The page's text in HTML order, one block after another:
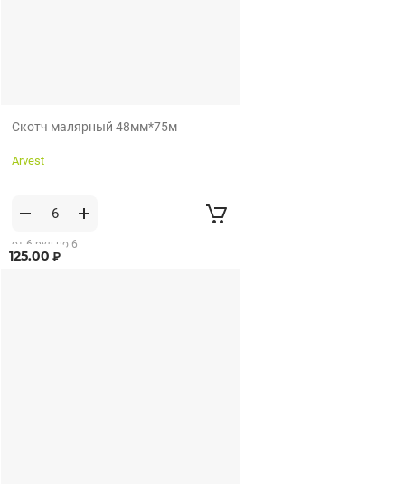
Скотч малярный 48мм*75м
Arvest
125.00 ₽
от 6 рул по 6
рул